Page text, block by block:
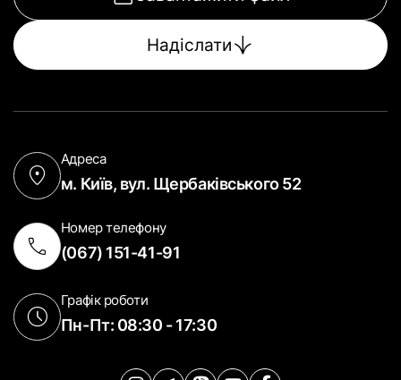
Надіслати
Адреса
м. Київ, вул. Щербаківського 52
Номер телефону
(067) 151-41-91
Графік роботи
Пн-Пт: 08:30 - 17:30